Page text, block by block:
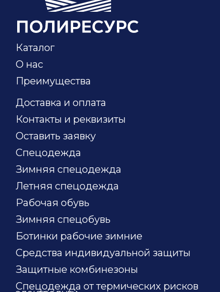
Каталог
О нас
Преимущества
Доставка и оплата
Контакты и реквизиты
Оставить заявку
Спецодежда
Зимняя спецодежда
Летняя спецодежда
Рабочая обувь
Зимняя спецобувь
Ботинки рабочие зимние
Средства индивидуальной защиты
Защитные комбинезоны
Спецодежда от термических рисков